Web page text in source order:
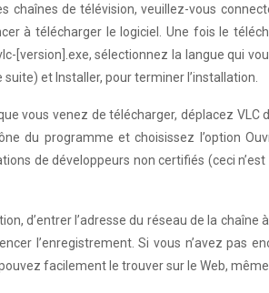
chaînes de télévision, veuillez-vous
à télécharger le logiciel. Une fois le
[version].exe, sélectionnez la langue qui
et Installer, pour terminer l’installation.
vous venez de télécharger, déplacez VLC
du programme et choisissez l’option
de développeurs non certifiés (ceci
d’entrer l’adresse du réseau de la chaîne
l’enregistrement. Si vous n’avez pas
facilement le trouver sur le Web,